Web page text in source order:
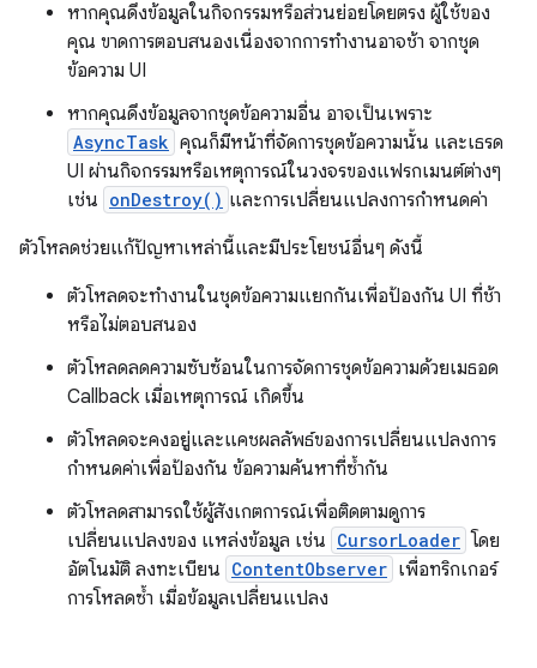
หากคุณดึงข้อมูลในกิจกรรมหรือส่วนย่อยโดยตรง ผู้ใช้ของ
คุณ ขาดการตอบสนองเนื่องจากการทำงานอาจช้า จากชุด
ข้อความ UI
หากคุณดึงข้อมูลจากชุดข้อความอื่น อาจเป็นเพราะ
AsyncTask คุณก็มีหน้าที่จัดการชุดข้อความนั้น และเธรด
UI ผ่านกิจกรรมหรือเหตุการณ์ในวงจรของแฟรกเมนต์ต่างๆ
เช่น onDestroy() และการเปลี่ยนแปลงการกำหนดค่า
ตัวโหลดช่วยแก้ปัญหาเหล่านี้และมีประโยชน์อื่นๆ ดังนี้
ตัวโหลดจะทำงานในชุดข้อความแยกกันเพื่อป้องกัน UI ที่ช้า
หรือไม่ตอบสนอง
ตัวโหลดลดความซับซ้อนในการจัดการชุดข้อความด้วยเมธอด
Callback เมื่อเหตุการณ์ เกิดขึ้น
ตัวโหลดจะคงอยู่และแคชผลลัพธ์ของการเปลี่ยนแปลงการ
กำหนดค่าเพื่อป้องกัน ข้อความค้นหาที่ซ้ำกัน
ตัวโหลดสามารถใช้ผู้สังเกตการณ์เพื่อติดตามดูการ
เปลี่ยนแปลงของ แหล่งข้อมูล เช่น CursorLoader โดย
อัตโนมัติ ลงทะเบียน ContentObserver เพื่อทริกเกอร์
การโหลดซ้ำ เมื่อข้อมูลเปลี่ยนแปลง